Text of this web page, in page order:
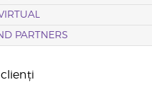
PARTNERS